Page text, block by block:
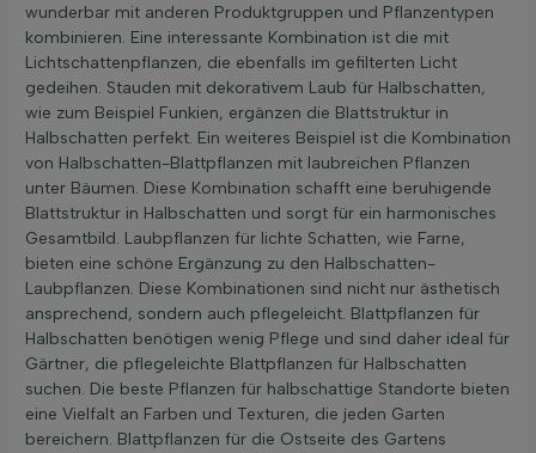
wunderbar mit anderen Produktgruppen und Pflanzentypen
kombinieren. Eine interessante Kombination ist die mit
Lichtschattenpflanzen, die ebenfalls im gefilterten Licht
gedeihen. Stauden mit dekorativem Laub für Halbschatten,
wie zum Beispiel Funkien, ergänzen die Blattstruktur in
Halbschatten perfekt. Ein weiteres Beispiel ist die Kombination
von Halbschatten-Blattpflanzen mit laubreichen Pflanzen
unter Bäumen. Diese Kombination schafft eine beruhigende
Blattstruktur in Halbschatten und sorgt für ein harmonisches
Gesamtbild. Laubpflanzen für lichte Schatten, wie Farne,
bieten eine schöne Ergänzung zu den Halbschatten-
Laubpflanzen. Diese Kombinationen sind nicht nur ästhetisch
ansprechend, sondern auch pflegeleicht. Blattpflanzen für
Halbschatten benötigen wenig Pflege und sind daher ideal für
Gärtner, die pflegeleichte Blattpflanzen für Halbschatten
suchen. Die beste Pflanzen für halbschattige Standorte bieten
eine Vielfalt an Farben und Texturen, die jeden Garten
bereichern. Blattpflanzen für die Ostseite des Gartens